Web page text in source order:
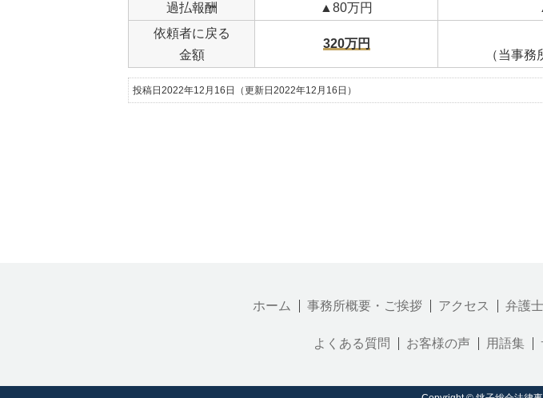
過払報酬
▲80万円
依頼者に戻る
金額
320万円
（当事務
投稿日2022年12月16日 （更新日2022年12月16日）
ホーム 事務所概要・ご挨拶 アクセス 弁護
よくある質問 お客様の声 用語集